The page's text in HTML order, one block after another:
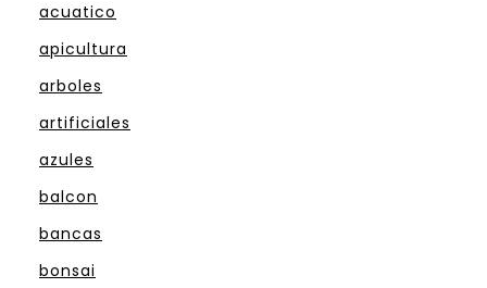
acuatico
apicultura
arboles
artificiales
azules
balcon
bancas
bonsai